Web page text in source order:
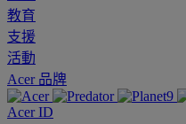
教育
支援
活動
Acer 品牌
Acer ID